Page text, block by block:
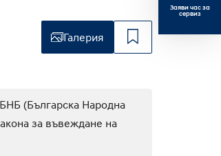
Галерия
(Българска Народна
за въвеждане на
Заяви час за
сервиз